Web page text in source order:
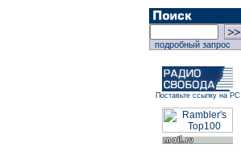
подробный запрос
Поставьте ссылку на РС